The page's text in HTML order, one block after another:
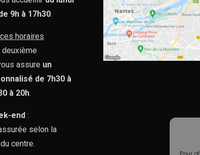
9h à 17h30.
horaires
deuxième
assure un
de 7h30 à
à 20h.
end :
selon la
centre.